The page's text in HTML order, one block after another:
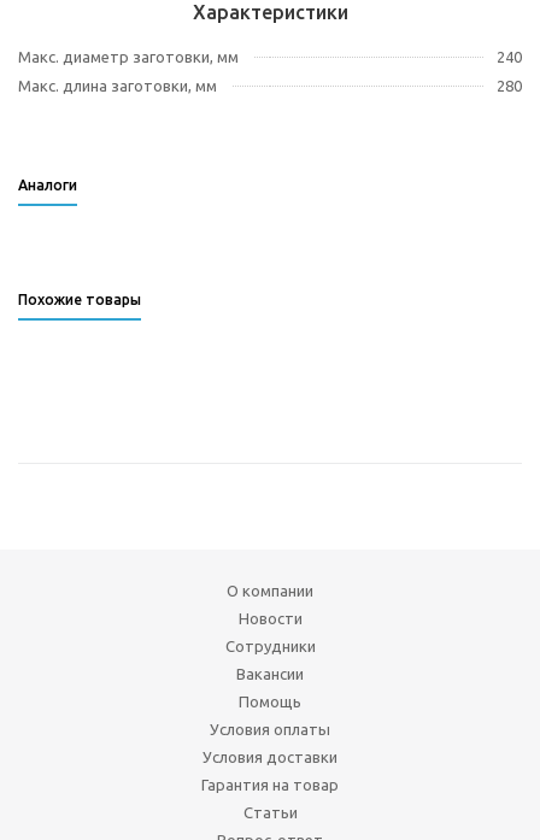
Характеристики
Макс. диаметр заготовки, мм
240
Макс. длина заготовки, мм
280
Аналоги
Похожие товары
О компании
Новости
Сотрудники
Вакансии
Помощь
Условия оплаты
Условия доставки
Гарантия на товар
Статьи